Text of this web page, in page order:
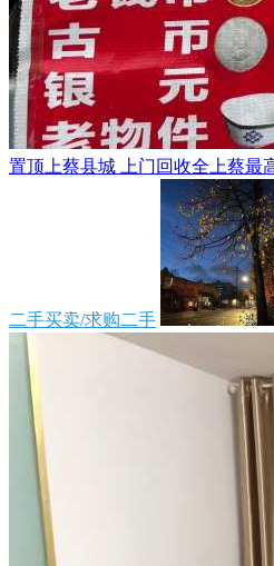
置顶 上蔡县城 上门回收全上蔡
二手买卖/求购二手